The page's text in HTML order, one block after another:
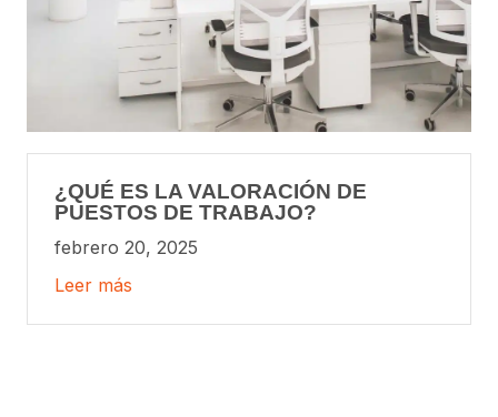
¿QUÉ ES LA VALORACIÓN DE
PUESTOS DE TRABAJO?
febrero 20, 2025
Leer más